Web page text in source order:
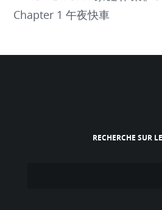
Chapter 1 午夜快車
RECHERCHE SUR